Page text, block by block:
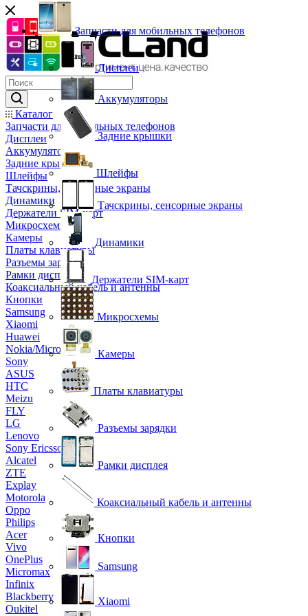
Каталог
Запчасти для мобильных телефонов
Дисплеи
Аккумуляторы
Задние крышки
Шлейфы
Тачскрины, сенсорные экраны
Динамики
Держатели SIM-карт
Микросхемы
Камеры
Платы клавиатуры
Разъемы зарядки
Рамки дисплея
Коаксиальный кабель и антенны
Кнопки
Samsung
Xiaomi
Huawei
Nokia/Microsoft
Sony
ASUS
HTC
Meizu
FLY
LG
Lenovo
Sony Ericsson
Alcatel
ZTE
Explay
Motorola
Oppo
Philips
Acer
Vivo
OnePlus
Micromax
Infinix
Blackberry
Oukitel
Запчасти для мобильных телефонов
Дисплеи
Аккумуляторы
Задние крышки
Шлейфы
Тачскрины, сенсорные экраны
Динамики
Держатели SIM-карт
Микросхемы
Камеры
Платы клавиатуры
Разъемы зарядки
Рамки дисплея
Коаксиальный кабель и антенны
Кнопки
Samsung
Xiaomi